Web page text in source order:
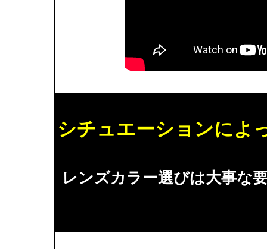
シチュエーションによ
レンズカラー選びは大事な